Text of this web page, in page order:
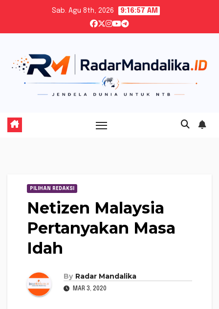
content
Sab. Agu 8th, 2026 9:16:58 AM
PILIHAN REDAKSI
Netizen Malaysia
Pertanyakan Masa
Idah
By Radar Mandalika
MAR 3, 2020